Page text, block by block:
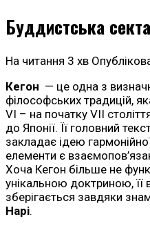
Буддистська
На читання 3 хв
Кегон — це одна з
філософських традицій,
VI – на початку VII
до Японії. Її головний
закладає ідею гармонійної
елементи є
Хоча Кегон більше не
унікальною доктриною, її
зберігається завдяки
Нарі.